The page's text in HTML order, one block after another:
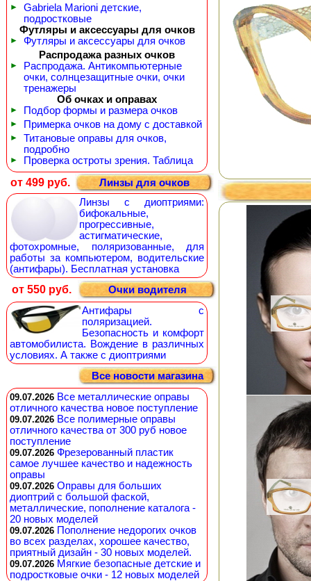
►
Gabriela Marioni детские,
подростковые
Футляры и аксессуары для очков
►
Футляры и аксессуары для очков
Распродажа разных очков
►
Распродажа. Антикомпьютерные
очки, солнцезащитные очки, очки
тренажеры
Об очках и оправах
► Подбор формы и размера очков
► Примерка очков на дому с доставкой
►
Титановые оправы для очков,
подробно
► Проверка остроты зрения. Таблица
от 499 руб.
Линзы для очков
Линзы с диоптриями:
бифокальные,
прогрессивные,
астигматические,
фотохромные, поляризованные, для
работы за компьютером, водительские
(антифары). Бесплатная установка
от 550 руб.
Очки водителя
Антифары с
поляризацией.
Безопасность и комфорт
автомобилиста. Вождение в различных
условиях. А также с диоптриями
Все новости магазина
09.07.2026 Все металлические оправы
отличного качества новое поступление
09.07.2026 Все полимерные оправы
отличного качества от 300 руб новое
поступление
09.07.2026 Фрезерованный пластик
самое лучшее качество и надежность
оправы
09.07.2026 Оправы для больших
диоптрий с большой фаской,
металлические, пополнение каталога -
20 новых моделей
09.07.2026 Пополнение недорогих очков
во всех разделах, хорошее качество,
приятный дизайн - 30 новых моделей.
09.07.2026 Мягкие безопасные детские и
подростковые очки - 12 новых моделей